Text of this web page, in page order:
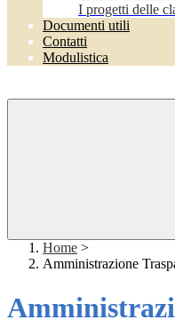
I progetti delle
Documenti utili
Contatti
Modulistica
Home >
Amministrazione